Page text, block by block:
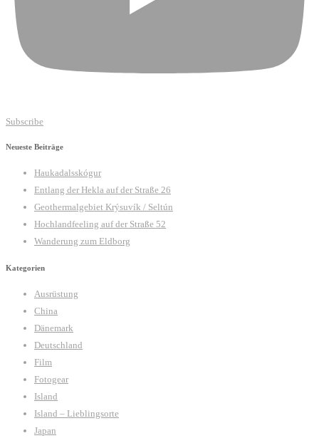
Subscribe
Neueste Beiträge
Haukadalsskógur
Entlang der Hekla auf der Straße 26
Geothermalgebiet Krýsuvík / Seltún
Hochlandfeeling auf der Straße 52
Wanderung zum Eldborg
Kategorien
Ausrüstung
China
Dänemark
Deutschland
Film
Fotogear
Island
Island – Lieblingsorte
Japan